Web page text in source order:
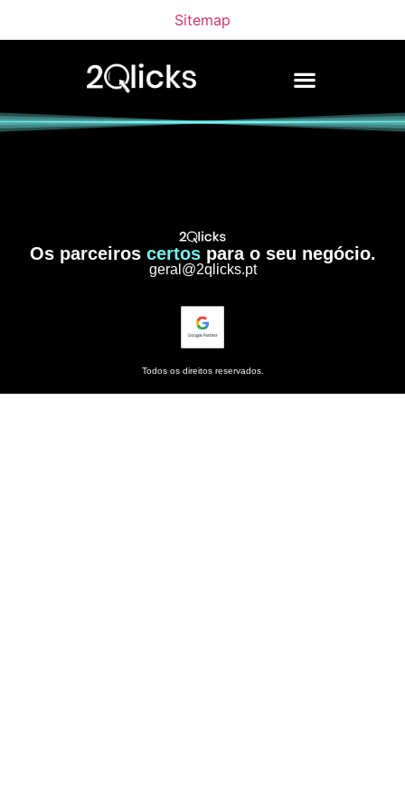
Sitemap
Os parceiros certospara o seu negócio.
geral@2qlicks.pt
Todos os direitos reservados.